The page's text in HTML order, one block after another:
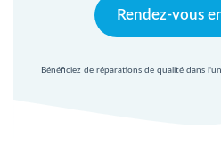
Rendez-vous
Bénéficiez de réparations de qualité dans